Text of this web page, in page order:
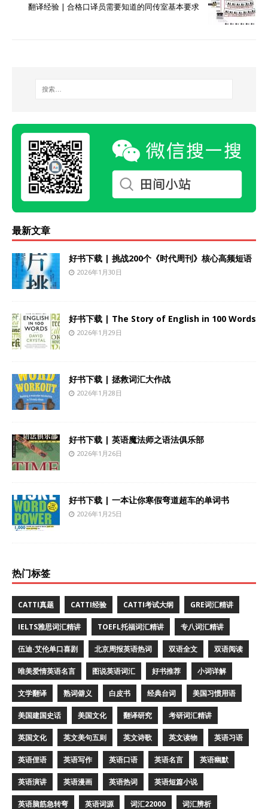
翻译经验 | 合格口译员需要知道的同传室基本要求
最新文章
好书下载 | 挑战200个《时代周刊》核心高频短语
2026年1月30日
好书下载 | The Story of English in 100 Words
2026年1月29日
好书下载 | 拯救词汇大作战
2026年1月28日
好书下载 | 英语魔法师之语法俱乐部
2026年1月26日
好书下载 | 一本让你寒假弯道超车的单词书
2026年1月25日
热门标签
CATTI真题 CATTI经验 CATTI考试大纲 GRE词汇精讲
IELTS雅思词汇精讲 TOEFL托福词汇精讲 专八词汇精讲
伍迪·艾伦单口喜剧 北京周报英语热词 双语全文 双语阅读
唯美爱情英语名言 图说英语词汇 好书推荐 小词详解
文学翻译 熟词僻义 白皮书 经典台词 美国习惯用语
美国建国史话 美国文化 翻译研究 考研词汇精讲
英国文化 英文美句五则 英文诗歌 英文读物 英语习语
英语俚语 英语写作 英语口语 英语名言 英语幽默
英语演讲 英语漫画 英语热词 英语短篇小说
英语脑筋急转弯 英语词源 词汇22000 词汇辨析